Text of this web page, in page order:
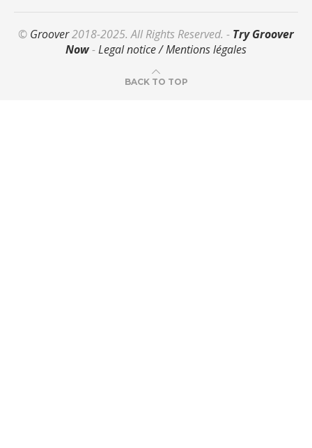
© Groover2018-2025. All Rights Reserved. - Try Groover
Now-Legal notice / Mentions légales
BACK TO TOP